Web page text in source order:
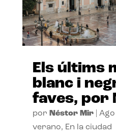
Els últims
blanc i
faves, por
por Néstor Mir|
verano, En la ciudad